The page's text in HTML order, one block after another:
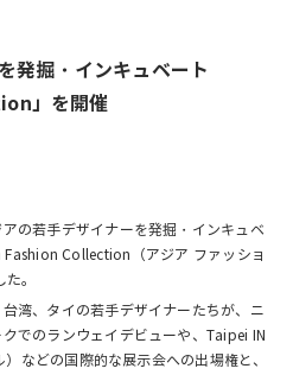
発掘・インキュベート
」を開催
の若手デザイナーを発掘・インキュベ
Collection（アジア ファッショ
。
湾、タイの若手デザイナーたちが、ニ
でのランウェイデビューや、Taipei IN
などの国際的な展示会への出場権と、